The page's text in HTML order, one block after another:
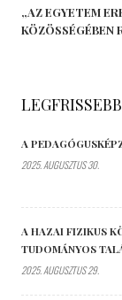
„AZ EGYETEM
KÖZÖSSÉGÉBEN
A
2025. AUGUSZTUS 30.
A HAZAI FIZIKUS
TUDOMÁNYOS
2025. AUGUSZTUS 29.